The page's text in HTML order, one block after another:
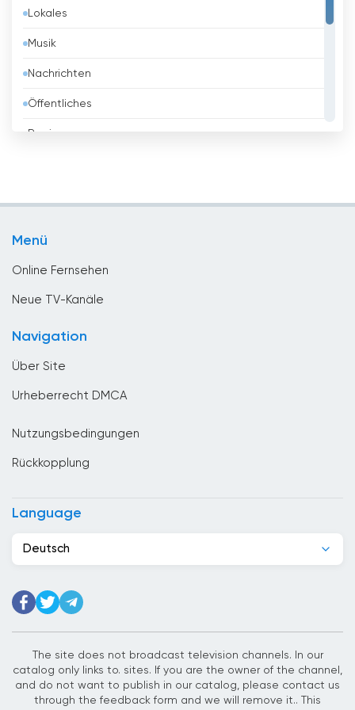
Belgien
Belize
Benin
Bhutan
Dominikanische Republik
Dschibuti
Elfenbeinkuste
Ethiopia
Finnland
Lokales
Musik
Nachrichten
Öffentliches
Regierung
Menü
Online Fernsehen
Neue TV-Kanäle
Navigation
Über Site
Urheberrecht DMCA
Nutzungsbedingungen
Rückkopplung
Language
Deutsch
The site does not broadcast television channels. In our
catalog only links to. sites. If you are the owner of the channel,
and do not want to publish in our catalog, please contact us
through the feedback form and we will remove it.. This